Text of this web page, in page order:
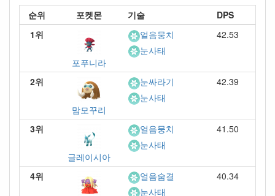
순위 포켓몬 기술
DPS
1위
포푸니라
얼음뭉치
눈사태
42.53
2위
맘모꾸리
눈싸라기
눈사태
42.39
3위
글레이시아
얼음뭉치
눈사태
41.50
4위
얼음숨결
눈사태
40.34